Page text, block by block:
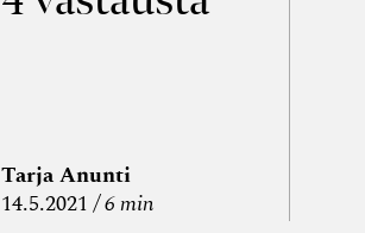
Tarja Anunti
14.5.2021
6 min